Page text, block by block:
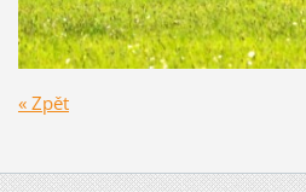
« Zpět